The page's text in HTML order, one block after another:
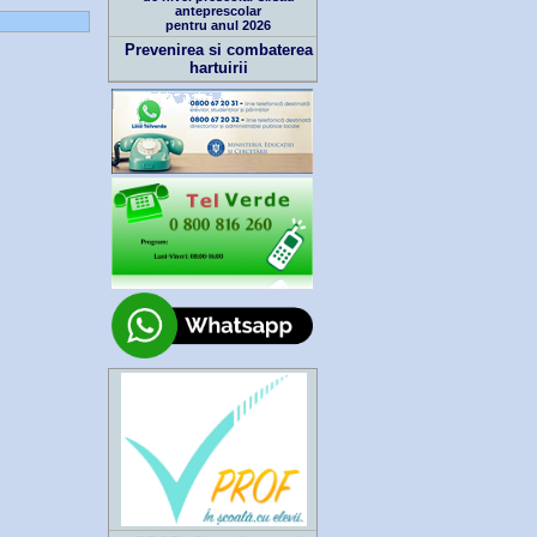
anteprescolar
pentru anul 2026
Prevenirea si combaterea
hartuirii